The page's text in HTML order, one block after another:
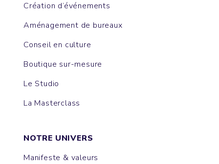
Création d’événements
Aménagement de bureaux
Conseil en culture
Boutique sur-mesure
Le Studio
La Masterclass
NOTRE UNIVERS
Manifeste & valeurs